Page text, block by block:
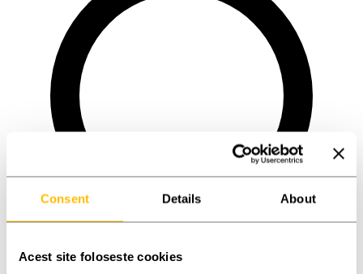
Consent Details About
Acest site foloseste cookies